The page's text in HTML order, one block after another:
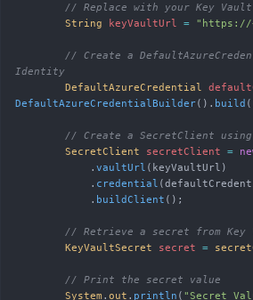
// Replace with your Key
        String
keyVaultUrl = "https://
Identity
        DefaultAzureCredential
DefaultAzureCredentialBuilder(). build
// Create a SecretClient
        SecretClient
secretClient =
            .
vaultUrl (keyVaultUrl)
            .
credential
            .
buildClient ();
// Retrieve a secret from
        KeyVaultSecret
secret =
        // Print the secret value
        System
. out . println ( "Secret